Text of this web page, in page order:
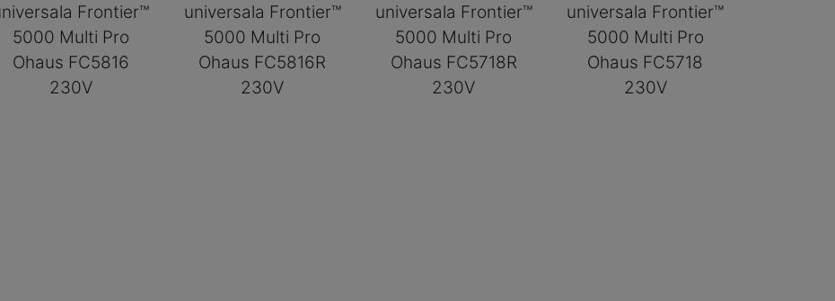
Frontier™
5000 Multi Pro
Ohaus FC5816
230V
universala Frontier™
5000 Multi Pro
Ohaus FC5816R
230V
universala Frontier™
5000 Multi Pro
Ohaus FC5718R
230V
universala Frontier™
5000 Multi Pro
Ohaus FC5718
230V